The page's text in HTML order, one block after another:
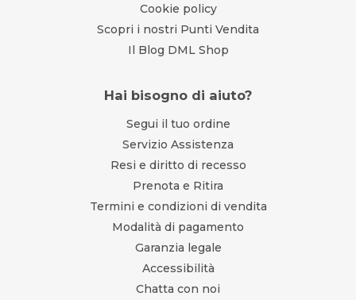
Cookie policy
Scopri i nostri Punti Vendita
Il Blog DML Shop
Hai bisogno di aiuto?
Segui il tuo ordine
Servizio Assistenza
Resi e diritto di recesso
Prenota e Ritira
Termini e condizioni di vendita
Modalità di pagamento
Garanzia legale
Accessibilità
Chatta con noi